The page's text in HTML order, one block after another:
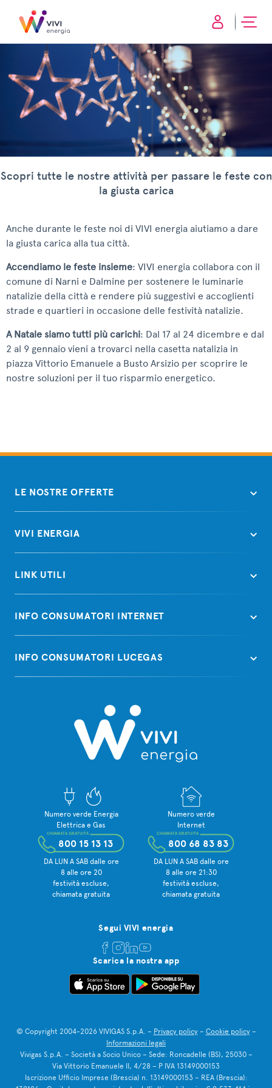
Scopri tutte le nostre attività per passare le feste con
la giusta carica
Anche durante le feste noi di VIVI energia aiutiamo a dare
la giusta carica alla tua città.
Accendiamo le feste insieme: VIVI energia collabora con il
comune di Narni e Dalmine per sostenere le luminarie
natalizie della città e rendere più suggestivi e accoglienti
strade e quartieri in occasione delle festività natalizie.
A Natale siamo tutti più carichi: Dal 17 al 24 dicembre e dal
2 al 9 gennaio vieni a trovarci nella casetta natalizia in
piazza Vittorio Emanuele a Busto Arsizio per scoprire le
nostre soluzioni per il tuo risparmio energetico.
LE NOSTRE OFFERTE
VIVI ENERGIA
LINK UTILI
INFO CONSUMATORI INTERNET
INFO CONSUMATORI LUCEGAS
Numero verde Energia
Elettrica e Gas
800 15 13 13
CHIAMATA GRATUITA
DA LUN A SAB dalle ore
8 alle ore 20
festività escluse,
chiamata gratuita
Numero verde
Internet
800 68 83 83
CHIAMATA GRATUITA
DA LUN A SAB dalle ore
8 alle ore 21:30
festività escluse,
chiamata gratuita
Segui VIVI energia
Scarica la nostra app
© Copyright 2004-2026 VIVIGAS S.p.A. – Privacy policy– Cookie policy–
Informazioni legali
Vivigas S.p.A. – Società a Socio Unico – Sede: Roncadelle (BS), 25030 –
Via Vittorio Emanuele II, 4/28 – P IVA 13149000153
Iscrizione Ufficio Imprese (Brescia) n. 13149000153 – REA (Brescia):